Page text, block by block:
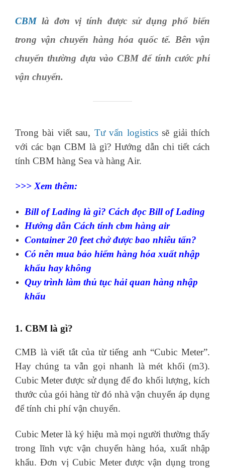
CBMlà đơn vị tính được sử dụng phổ biến
trong vận chuyển hàng hóa quốc tế. Bên vận
chuyển thường dựa vào CBM để tính cước phí
vận chuyển.
Trong bài viết sau, Tư vấn logisticssẽ giải thích
với các bạn CBM là gì? Hướng dẫn chi tiết cách
tính CBM hàng Sea và hàng Air.
>>> Xem thêm:
Bill of Lading là gì? Cách đọc Bill of Lading
Hướng dẫn Cách tính cbm hàng air
Container 20 feet chở được bao nhiêu tấn?
Có nên mua bảo hiểm hàng hóa xuất nhập
khẩu hay không
Quy trình làm thủ tục hải quan hàng nhập
khẩu
1. CBM là gì?
CMB là viết tắt của từ tiếng anh “Cubic Meter”.
Hay chúng ta vẫn gọi nhanh là mét khối (m3).
Cubic Meter được sử dụng để đo khối lượng, kích
thước của gói hàng từ đó nhà vận chuyển áp dụng
để tính chi phí vận chuyển.
Cubic Meter là ký hiệu mà mọi người thường thấy
trong lĩnh vực vận chuyển hàng hóa, xuất nhập
khẩu. Đơn vị Cubic Meter được vận dụng trong